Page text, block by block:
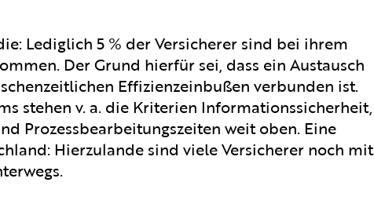
Lediglich 5 % der Versicherer sind bei ihrem
Der Grund hierfür sei, dass ein Austausch
Effizienzeinbußen verbunden ist.
stehen v. a. die Kriterien Informationssicherheit,
Prozessbearbeitungszeiten weit oben. Eine
Hierzulande sind viele Versicherer noch mit